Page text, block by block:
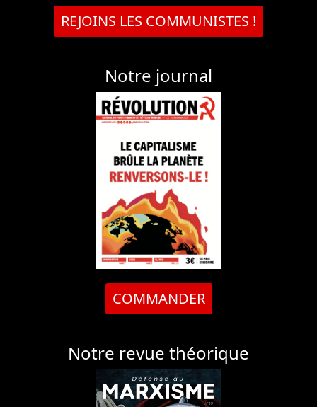
REJOINS LES COMMUNISTES !
Notre journal
COMMANDER
Notre revue théorique